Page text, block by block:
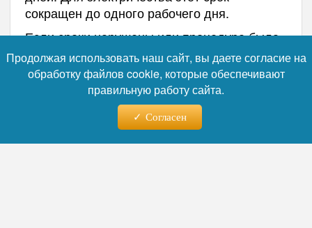
сокращен до одного рабочего дня.
Если сроки нарушены или процедура была
проведена с ошибками, гражданин имеет
право направить письменную претензию
исполнителю и жалобу в Государственную
жилищную инспекцию. Кроме того, закон
позволяет обратиться в суд для взыскания
Продолжая использовать наш сайт, вы даете согласие на
обработку файлов cookie, которые обеспечивают
правильную работу сайта.
Согласен